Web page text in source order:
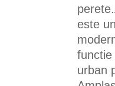
perete.
este
functie
urban